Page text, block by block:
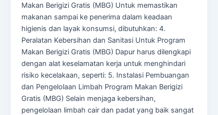
Makan Berigizi Gratis (MBG) Untuk memastikan
makanan sampai ke penerima dalam keadaan
higienis dan layak konsumsi, dibutuhkan: 4.
Peralatan Kebersihan dan Sanitasi Untuk Program
Makan Berigizi Gratis (MBG) Dapur harus dilengkapi
dengan alat keselamatan kerja untuk menghindari
risiko kecelakaan, seperti: 5. Instalasi Pembuangan
dan Pengelolaan Limbah Program Makan Berigizi
Gratis (MBG) Selain menjaga kebersihan,
pengelolaan limbah cair dan padat yang baik sangat